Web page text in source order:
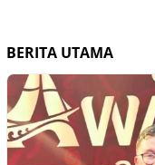
BERITA UTAMA